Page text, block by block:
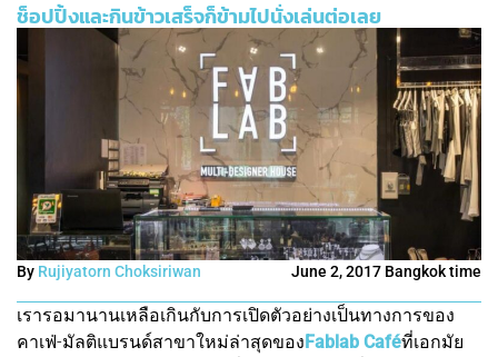
ช็อปปิ้งและกินข้าวเสร็จก็ข้ามไปนั่งเล่นต่อเลย
By Rujiyatorn Choksiriwan June 2, 2017 Bangkok time
เรารอมานานเหลือเกินกับการเปิดตัวอย่างเป็นทางการของ
คาเฟ่-มัลติแบรนด์สาขาใหม่ล่าสุดของFablab Caféที่เอกมัย